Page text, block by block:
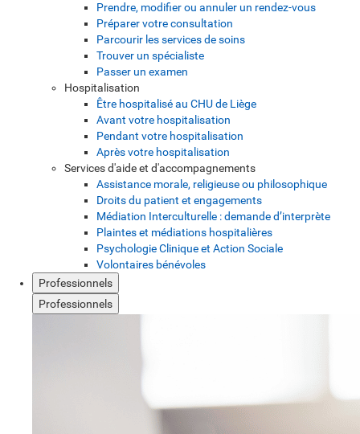
Prendre, modifier ou annuler un rendez-vous
Préparer votre consultation
Parcourir les services de soins
Trouver un spécialiste
Passer un examen
Hospitalisation
Être hospitalisé au CHU de Liège
Avant votre hospitalisation
Pendant votre hospitalisation
Après votre hospitalisation
Services d'aide et d'accompagnements
Assistance morale, religieuse ou philosophique
Droits du patient et engagements
Médiation Interculturelle : demande d’interprète
Plaintes et médiations hospitalières
Psychologie Clinique et Action Sociale
Volontaires bénévoles
Professionnels
Professionnels